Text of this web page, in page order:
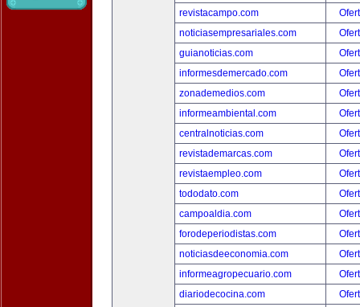
revistacampo.com
noticiasempresariales.com
guianoticias.com
informesdemercado.com
zonademedios.com
informeambiental.com
centralnoticias.com
revistademarcas.com
revistaempleo.com
tododato.com
campoaldia.com
forodeperiodistas.com
noticiasdeeconomia.com
informeagropecuario.com
diariodecocina.com